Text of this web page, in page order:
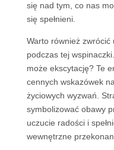
się nad tym, co nas
się spełnieni.
Warto również
podczas tej
może ekscytację? Te
cennych wskazówek
życiowych wyzwań.
symbolizować obawy
uczucie radości i
wewnętrzne